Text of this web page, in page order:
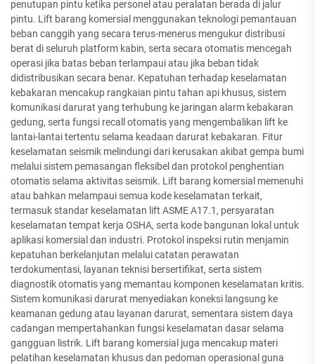
penutupan pintu ketika personel atau peralatan berada di jalur
pintu. Lift barang komersial menggunakan teknologi pemantauan
beban canggih yang secara terus-menerus mengukur distribusi
berat di seluruh platform kabin, serta secara otomatis mencegah
operasi jika batas beban terlampaui atau jika beban tidak
didistribusikan secara benar. Kepatuhan terhadap keselamatan
kebakaran mencakup rangkaian pintu tahan api khusus, sistem
komunikasi darurat yang terhubung ke jaringan alarm kebakaran
gedung, serta fungsi recall otomatis yang mengembalikan lift ke
lantai-lantai tertentu selama keadaan darurat kebakaran. Fitur
keselamatan seismik melindungi dari kerusakan akibat gempa bumi
melalui sistem pemasangan fleksibel dan protokol penghentian
otomatis selama aktivitas seismik. Lift barang komersial memenuhi
atau bahkan melampaui semua kode keselamatan terkait,
termasuk standar keselamatan lift ASME A17.1, persyaratan
keselamatan tempat kerja OSHA, serta kode bangunan lokal untuk
aplikasi komersial dan industri. Protokol inspeksi rutin menjamin
kepatuhan berkelanjutan melalui catatan perawatan
terdokumentasi, layanan teknisi bersertifikat, serta sistem
diagnostik otomatis yang memantau komponen keselamatan kritis.
Sistem komunikasi darurat menyediakan koneksi langsung ke
keamanan gedung atau layanan darurat, sementara sistem daya
cadangan mempertahankan fungsi keselamatan dasar selama
gangguan listrik. Lift barang komersial juga mencakup materi
pelatihan keselamatan khusus dan pedoman operasional guna